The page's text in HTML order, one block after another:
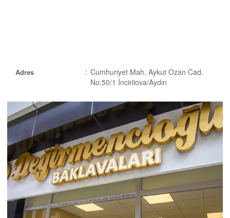
Adres : Cumhuriyet Mah. Aykut Ozan Cad.
No:50/1 İncirliova/Aydın